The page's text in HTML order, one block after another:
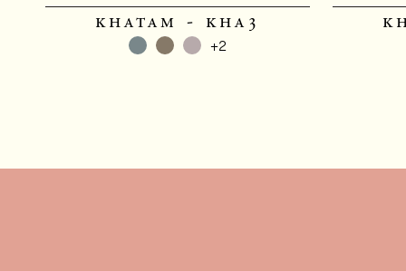
khatam - kha3
+2